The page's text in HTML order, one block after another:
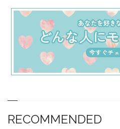
RECOMMENDED